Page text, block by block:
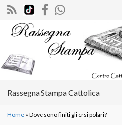
Search for:
Rassegna Stampa Cattolica
Home » Dove sono finiti gli orsi polari?